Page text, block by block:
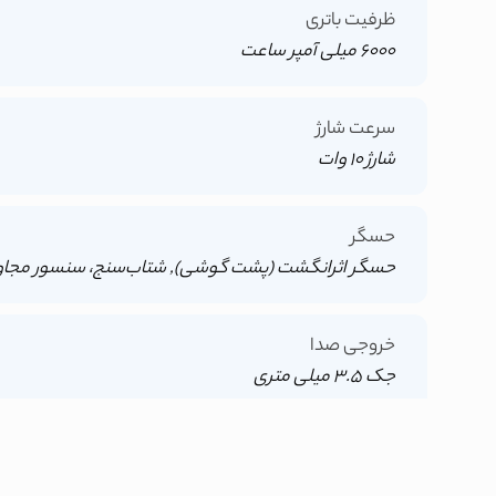
ظرفیت باتری
6000 میلی آمپر ساعت
سرعت شارژ
شارژ 10 وات
حسگر
حسگر اثرانگشت (پشت گوشی), شتاب‌سنج، سنسور
خروجی صدا
جک 3.5 میلی متری